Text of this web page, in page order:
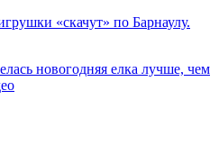
«скачут» по Барнаулу.
новогодняя елка лучше, чем